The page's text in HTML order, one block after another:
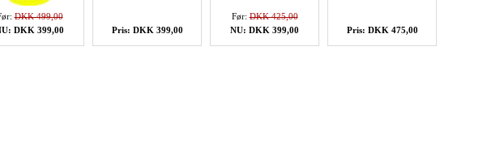
DKK 499,00
DKK 399,00
Pris: DKK 399,00
Før:DKK 425,00
NU: DKK 399,00
Pris: DKK 475,00